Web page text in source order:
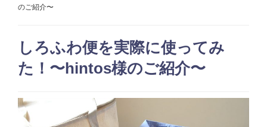
のご紹介〜
しろふわ便を実際に使ってみ
た！〜hintos様のご紹介〜